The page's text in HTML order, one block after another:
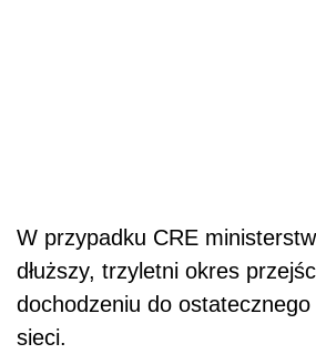
W przypadku CRE
dłuższy, trzyletni okres
dochodzeniu do ostatecznego
sieci.